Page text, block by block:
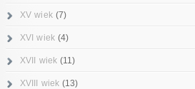
XV wiek(7)
XVI wiek(4)
XVII wiek(11)
XVIII wiek (13)